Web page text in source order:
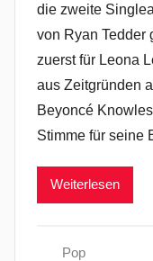
die zweite
von Ryan Tedder
zuerst für Leona
aus Zeitgründen
Beyoncé
Stimme für seine
Weiterlesen
Pop